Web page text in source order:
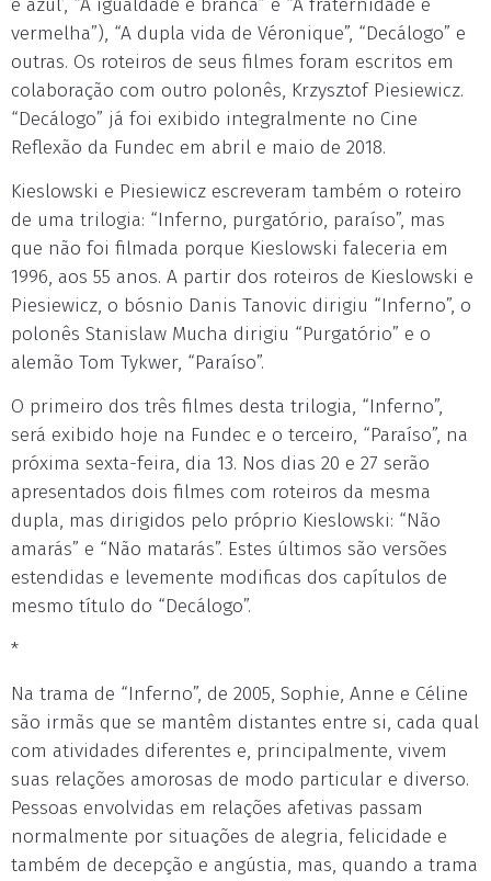
é azul’, “A igualdade é branca” e “A fraternidade é
vermelha”), “A dupla vida de Véronique”, “Decálogo” e
outras. Os roteiros de seus filmes foram escritos em
colaboração com outro polonês, Krzysztof Piesiewicz.
“Decálogo” já foi exibido integralmente no Cine
Reflexão da Fundec em abril e maio de 2018.
Kieslowski e Piesiewicz escreveram também o roteiro
de uma trilogia: “Inferno, purgatório, paraíso”, mas
que não foi filmada porque Kieslowski faleceria em
1996, aos 55 anos. A partir dos roteiros de Kieslowski e
Piesiewicz, o bósnio Danis Tanovic dirigiu “Inferno”, o
polonês Stanislaw Mucha dirigiu “Purgatório” e o
alemão Tom Tykwer, “Paraíso”.
O primeiro dos três filmes desta trilogia, “Inferno”,
será exibido hoje na Fundec e o terceiro, “Paraíso”, na
próxima sexta-feira, dia 13. Nos dias 20 e 27 serão
apresentados dois filmes com roteiros da mesma
dupla, mas dirigidos pelo próprio Kieslowski: “Não
amarás” e “Não matarás”. Estes últimos são versões
estendidas e levemente modificas dos capítulos de
mesmo título do “Decálogo”.
*
Na trama de “Inferno”, de 2005, Sophie, Anne e Céline
são irmãs que se mantêm distantes entre si, cada qual
com atividades diferentes e, principalmente, vivem
suas relações amorosas de modo particular e diverso.
Pessoas envolvidas em relações afetivas passam
normalmente por situações de alegria, felicidade e
também de decepção e angústia, mas, quando a trama